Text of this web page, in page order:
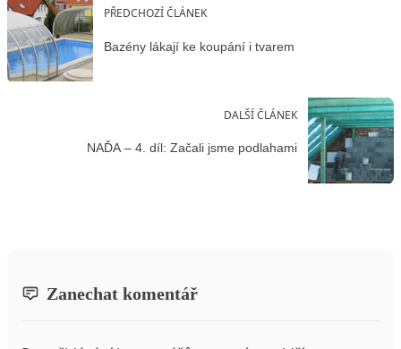
PŘEDCHOZÍ ČLÁNEK
Bazény lákají ke koupání i tvarem
DALŠÍ ČLÁNEK
NAĎA – 4. díl: Začali jsme podlahami
Zanechat komentář